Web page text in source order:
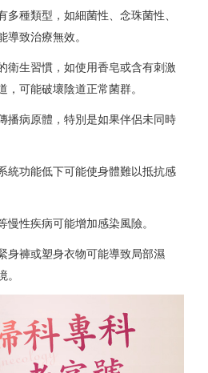
多種類型，如細菌性、念珠菌性、
導致治療無效。
衛生習慣，如使用香皂或含有刺激
，可能破壞陰道正常菌群。
播病原體，特別是如果伴侶未同時
統功能低下可能使身體難以抵抗感
慢性疾病可能增加感染風險。
身褲或塑身衣物可能導致局部濕
。